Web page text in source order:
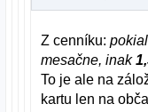
Z cenníku:
mesačne, inak
To je ale na
kartu len na